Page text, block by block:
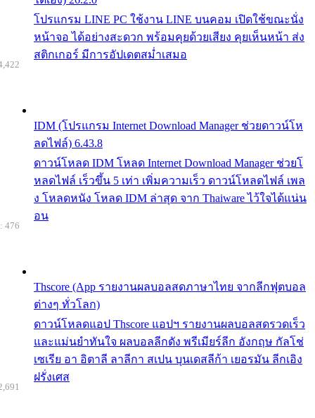
โปรแกรม LINE PC ใช้งาน LINE บนคอม เปิดใช้ขณะนั่ง
หน้าจอ ได้อย่างสะดวก พร้อมคุยด้วยเสียง คุยเห็นหน้า ส่ง
สติกเกอร์ มีการอัปเดตสม่ำเสมอ
IDM (โปรแกรม Internet Download Manager ช่วยดาวน์โห
ลดไฟล์) 6.43.8
ดาวน์โหลด IDM โหลด Internet Download Manager ช่วยโ
หลดไฟล์ เร็วขึ้น 5 เท่า เพิ่มความเร็ว ดาวน์โหลดไฟล์ เพล
ง โหลดหนัง โหลด IDM ล่าสุด จาก Thaiware ไว้ใจได้แน่น
อน
Thscore (App รายงานผลบอลสดภาษาไทย จากลีกฟุตบอล
ต่างๆ ทั่วโลก)
ดาวน์โหลดแอป Thscore แอปฯ รายงานผลบอลสดรวดเร็ว
และแม่นยำทันใจ ผลบอลลีกดัง พรีเมียร์ลีก อังกฤษ กัลโช่
เซเรีย อา อิตาลี ลาลีกา สเปน บุนเดสลีก้า เยอรมัน ลีกเอิง
ฝรั่งเศส
476